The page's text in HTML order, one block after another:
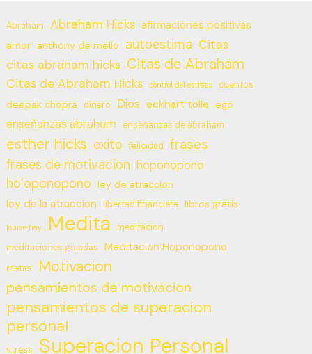
Abraham Abraham Hicks afirmaciones positivas
amor anthony de mello autoestima Citas
citas abraham hicks Citas de Abraham
Citas de Abraham Hicks control del estress cuentos
deepak chopra dinero Dios eckhart tolle ego
enseñanzas abraham enseñanzas de abraham
esther hicks exito felicidad frases
frases de motivacion hoponopono
ho’oponopono ley de atraccion
ley de la atraccion libertad financiera libros gratis
louise hay Medita
meditacion
meditaciones guiadas
Meditacion Hoponopono
metas Motivacion
pensamientos de motivacion
pensamientos de superacion
personal
stress Superacion Personal